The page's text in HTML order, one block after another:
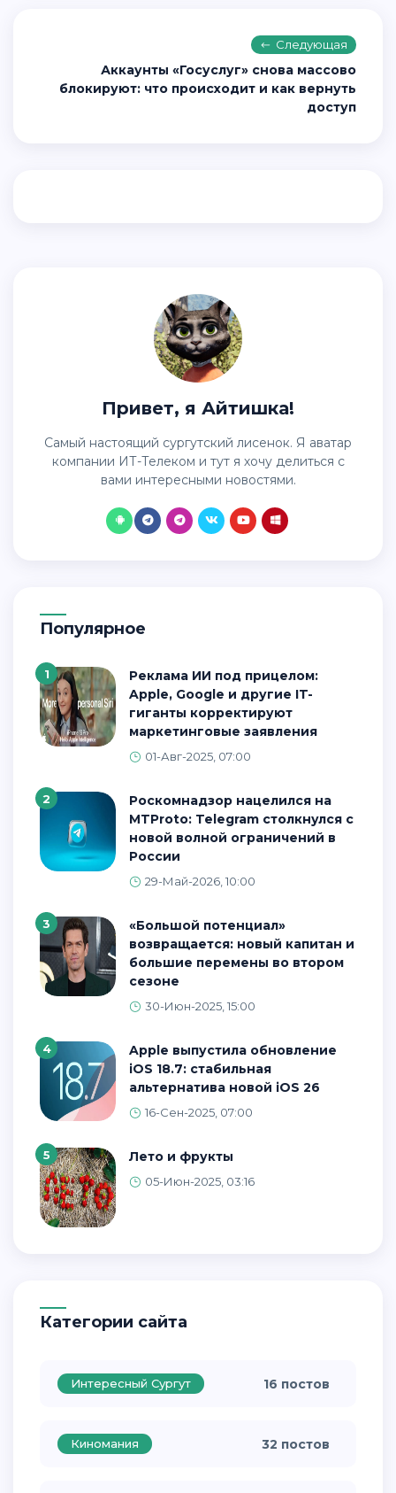
Следующая
Аккаунты «Госуслуг» снова массово
блокируют: что происходит и как вернуть
доступ
Привет, я Айтишка!
Самый настоящий сургутский лисенок. Я аватар
компании ИТ-Телеком и тут я хочу делиться с
вами интересными новостями.
Популярное
1
Реклама ИИ под прицелом:
Apple, Google и другие IT-
гиганты корректируют
маркетинговые заявления
01-Авг-2025, 07:00
2
Роскомнадзор нацелился на
MTProto: Telegram столкнулся с
новой волной ограничений в
России
29-Май-2026, 10:00
3
«Большой потенциал»
возвращается: новый капитан и
большие перемены во втором
сезоне
30-Июн-2025, 15:00
4
Apple выпустила обновление
iOS 18.7: стабильная
альтернатива новой iOS 26
16-Сен-2025, 07:00
5 Лето и фрукты
05-Июн-2025, 03:16
Категории сайта
Интересный Сургут 16 постов
Киномания 32 постов